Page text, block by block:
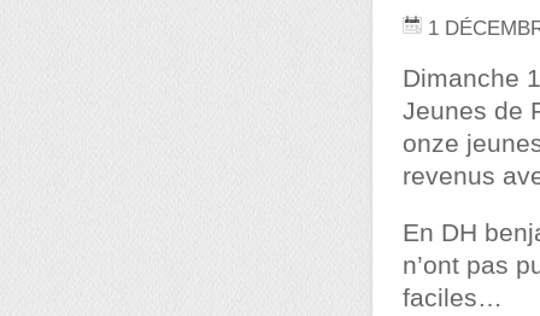
1
Dimanche
Jeunes de
onze
revenus
En DH
n’ont pas
faciles…